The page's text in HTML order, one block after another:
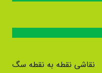
نقاشی نقطه به نقطه سگ